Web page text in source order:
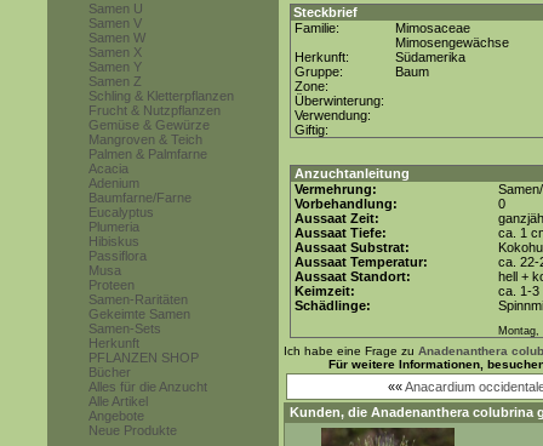
Samen U
Samen V
Samen W
Samen X
Samen Y
Samen Z
Schling & Kletterpflanzen
Frucht & Nutzpflanzen
Gemüse & Gewürze
Mangroven & Teich
Palmen & Palmfarne
Acacia
Adenium
Baumfarne/Farne
Eucalyptus
Plumeria
Hibiskus
Passiflora
Musa
Proteen
Samen-Raritäten
Gekeimte Samen
Samen-Sets
Herkunft
PFLANZEN SHOP
Bücher
Alles für die Anzucht
Alle Artikel
Angebote
Neue Produkte
Steckbrief
Familie:
Mimosaceae
Mimosengewächse
Herkunft:
Südamerika
Gruppe:
Baum
Zone:
Überwinterung:
Verwendung:
Giftig:
Anzuchtanleitung
Vermehrung:
Vorbehandlung:
0
Aussaat Zeit:
Aussaat Tiefe:
ca. 1
Aussaat Substrat:
Aussaat Temperatur:
ca. 22-
Aussaat Standort:
hell +
Keimzeit:
ca. 1-3
Schädlinge:
Montag,
Ich habe eine Frage zu Anadenanthera
Für weitere Informationen,
««Anacardium
Kunden, die Anadenanthera colubrina